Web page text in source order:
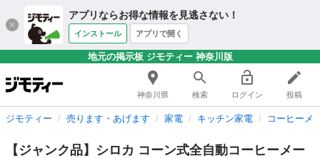
アプリならお得な情報を見逃さない！
インストール アプリで開く
地元の掲示板 ジモティー 神奈川版
神奈川県 検索 ログイン 投稿
ジモティー 売ります・あげます 家電 キッチン家電 コーヒーメ
【ジャンク品】シロカ コーン式全自動コーヒーメー